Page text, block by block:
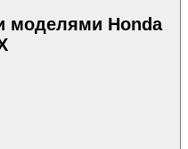
моделями Honda